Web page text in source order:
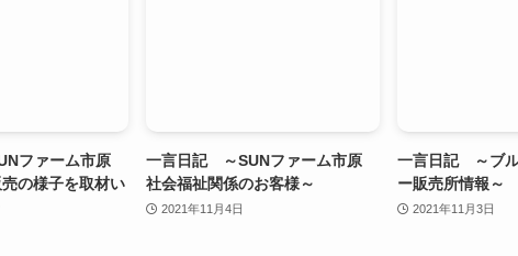
ファーム市原
の様子を取材い
一言日記 ～SUNファーム市原
社会福祉関係のお客様～
2021年11月4日
一言日記 ～ブ
ー販売所情報～
2021年11月3日